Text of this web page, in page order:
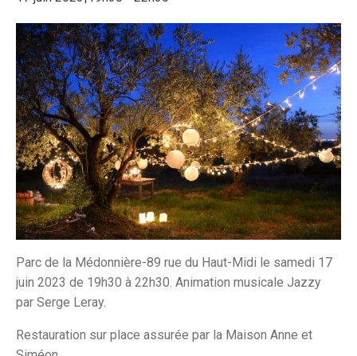
Parc de la Médonnière-89 rue du Haut-Midi le samedi 17
juin 2023 de 19h30 à 22h30. Animation musicale Jazzy
par Serge Leray.
Restauration sur place assurée par la Maison Anne et